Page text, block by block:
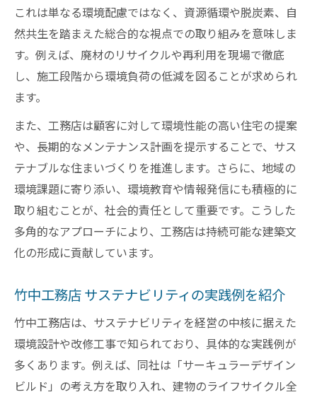
これは単なる環境配慮ではなく、資源循環や脱炭素、自
然共生を踏まえた総合的な視点での取り組みを意味しま
す。例えば、廃材のリサイクルや再利用を現場で徹底
し、施工段階から環境負荷の低減を図ることが求められ
ます。
また、工務店は顧客に対して環境性能の高い住宅の提案
や、長期的なメンテナンス計画を提示することで、サス
テナブルな住まいづくりを推進します。さらに、地域の
環境課題に寄り添い、環境教育や情報発信にも積極的に
取り組むことが、社会的責任として重要です。こうした
多角的なアプローチにより、工務店は持続可能な建築文
化の形成に貢献しています。
竹中工務店 サステナビリティの実践例を紹介
竹中工務店は、サステナビリティを経営の中核に据えた
環境設計や改修工事で知られており、具体的な実践例が
多くあります。例えば、同社は「サーキュラーデザイン
ビルド」の考え方を取り入れ、建物のライフサイクル全